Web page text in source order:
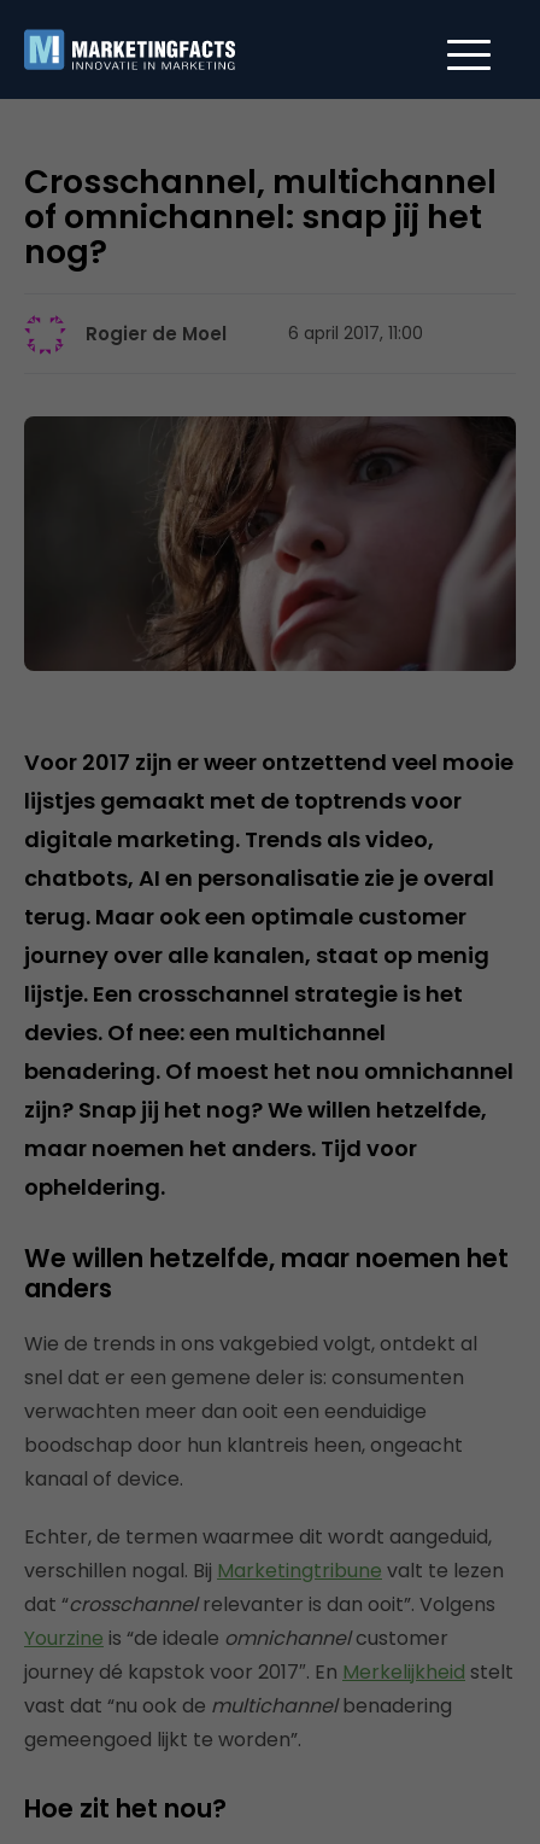
Crosschannel, multichannel
of omnichannel: snap jij het
nog?
Rogier de Moel 6 april 2017, 11:00
Voor 2017 zijn er weer ontzettend veel mooie
lijstjes gemaakt met de toptrends voor
digitale marketing. Trends als video,
chatbots, AI en personalisatie zie je overal
terug. Maar ook een optimale customer
journey over alle kanalen, staat op menig
lijstje. Een crosschannel strategie is het
devies. Of nee: een multichannel
benadering. Of moest het nou omnichannel
zijn? Snap jij het nog? We willen hetzelfde,
maar noemen het anders. Tijd voor
opheldering.
We willen hetzelfde, maar noemen het
anders
Wie de trends in ons vakgebied volgt, ontdekt al
snel dat er een gemene deler is: consumenten
verwachten meer dan ooit een eenduidige
boodschap door hun klantreis heen, ongeacht
kanaal of device.
Echter, de termen waarmee dit wordt aangeduid,
verschillen nogal. Bij Marketingtribune valt te lezen
dat “crosschannelrelevanter is dan ooit”. Volgens
Yourzine is “de ideale omnichannelcustomer
journey dé kapstok voor 2017″. En Merkelijkheid stelt
vast dat “nu ook de multichannelbenadering
gemeengoed lijkt te worden”.
Hoe zit het nou?